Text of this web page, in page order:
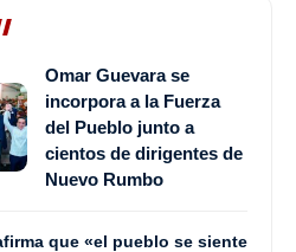
Omar Guevara se
incorpora a la Fuerza
del Pueblo junto a
cientos de dirigentes de
Nuevo Rumbo
que «el pueblo se siente